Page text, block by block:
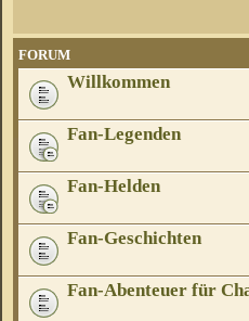
FORUM
Willkommen
Fan-Legenden
Fan-Helden
Fan-Geschichten
Fan-Abenteuer für